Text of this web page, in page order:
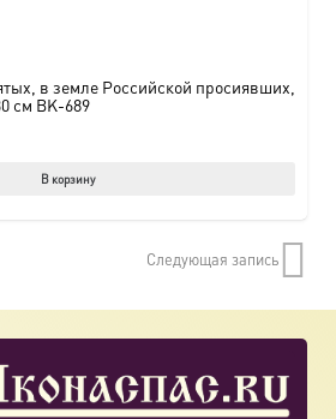
в земле Российской просиявших,
см BK-689
В корзину
Следующая запись